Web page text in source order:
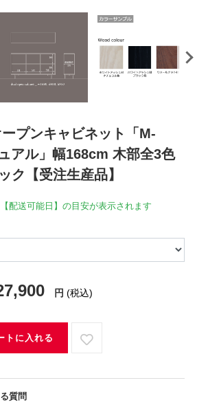
プンキャビネット「M-
アル」幅168cm 木部全3色
ク【受注生産品】
配送可能日】の目安が表示されます
円 (税込)
トに入れる
質問